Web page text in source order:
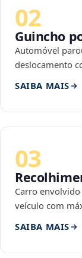
02
Guincho
Automóvel
deslocamento
SAIBA MAIS
03
Carro
veículo com
SAIBA MAIS